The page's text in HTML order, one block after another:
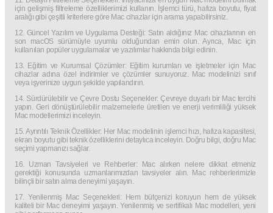
için gelişmiş filtreleme özelliklerimizi kullanın. İşlemci türü, hafıza boyutu, fiyat
aralığı gibi çeşitli kriterlere göre Mac cihazlar için arama yapabilirsiniz.
12. Güncel Yazılım ve Uygulama Desteği: Satın aldığınız Mac cihazlarının en
son macOS sürümüyle uyumlu olduğundan emin olun. Ayrıca, Mac için
kullanılan popüler uygulamalar ve yazılımlar hakkında bilgi edinin.
13. Eğitim ve Kurumsal Çözümler: Eğitim kurumları ve işletmeler için Mac
cihazlar adına özel indirimler ve çözümler sunuyoruz. Mac modelinizi sınıf
veya işyerinize uygun şekilde yapılandırın.
14. Sürdürülebilir ve Çevre Dostu Seçenekler: Çevreye duyarlı bir Mac tercihi
yapın. Geri dönüştürülebilir malzemelerle üretilen ve enerji verimliliği yüksek
Mac modellerimizi inceleyin.
15. Ayrıntılı Teknik Özellikler: Her Mac modelinin işlemci hızı, hafıza kapasitesi,
ekran boyutu gibi teknik özelliklerini detaylıca inceleyin. Doğru bilgi, doğru Mac
seçimi yapmanızı sağlar.
16. Uzman Tavsiyeleri ve Rehberler: Mac alırken nelere dikkat etmeniz
gerektiği konusunda uzmanlarımızdan tavsiyeler alın. Mac rehberlerimizle
bilinçli bir satın alma deneyimi yaşayın.
17. Yenilenmiş Mac Seçenekleri: Hem bütçenizi koruyun hem de yüksek
kaliteli bir Mac deneyimi yaşayın. Yenilenmiş ve sertifikalı Mac modelleri, yeni